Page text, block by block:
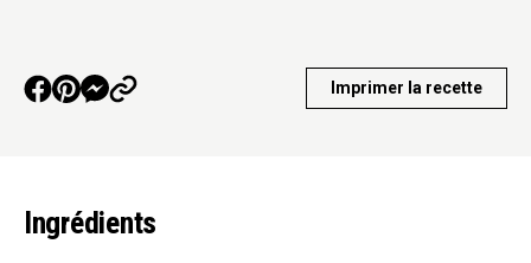
Imprimer la recette
Ingrédients